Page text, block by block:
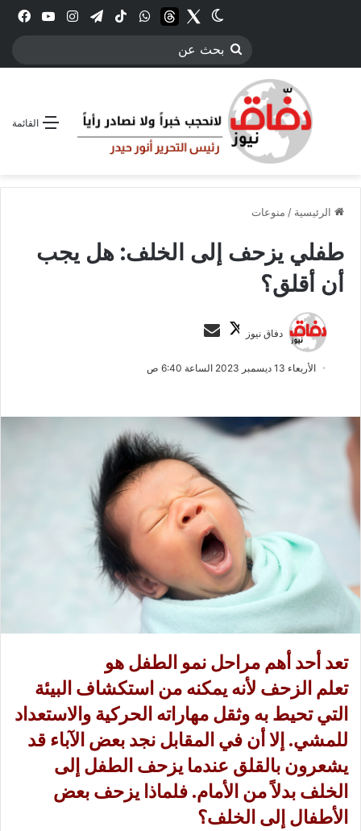
انستقرامتيلقرام‫TikTokواتسابthreadsTwitter
الوضع المظلم
بحث
القائمة
الرئيسية / منوعات
طفلي يزحف إلى الخلف: هل يجب
أن أقلق؟
دفاق نيوز
ت
ب
ل
ى
س
ر
د
ا
إ
ل
ك
ت
و
ن
ي
ا
الأربعاء 13 ديسمبر 2023 الساعة 6:40 ص
تعد أحد أهم مراحل نمو الطفل هو
تعلمالزحف لأنه يمكنه من استكشاف البيئة
التي تحيط به وثقل مهاراته الحركية والاستعداد
للمشي. إلا أن في المقابل نجد بعض الآباء قد
يشعرون بالقلق عندما يزحف الطفل إلى
الخلف بدلاً من الأمام. فلماذا يزحف بعض
الأطفال إلى الخلف؟